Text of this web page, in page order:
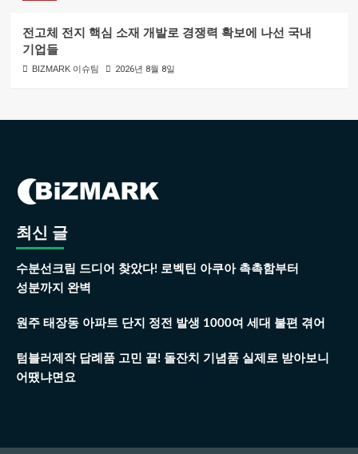
전고체 전지 핵심 소재 개발로 경쟁력 확보에 나선 국내
기업들
BIZMARK 이슈팀 2026년 8월 8일
최신 글
수분선크림 드디어 찾았다! 로벡틴 아쿠아 촉촉함부터
성분까지 완벽
원주 태장동 아파트 단지 정전 발생 1000여 세대 불편 겪어
텀블러제작 답례품 고민 끝! 돌잔치 기념품 실제로 받아보니
어땠냐면요